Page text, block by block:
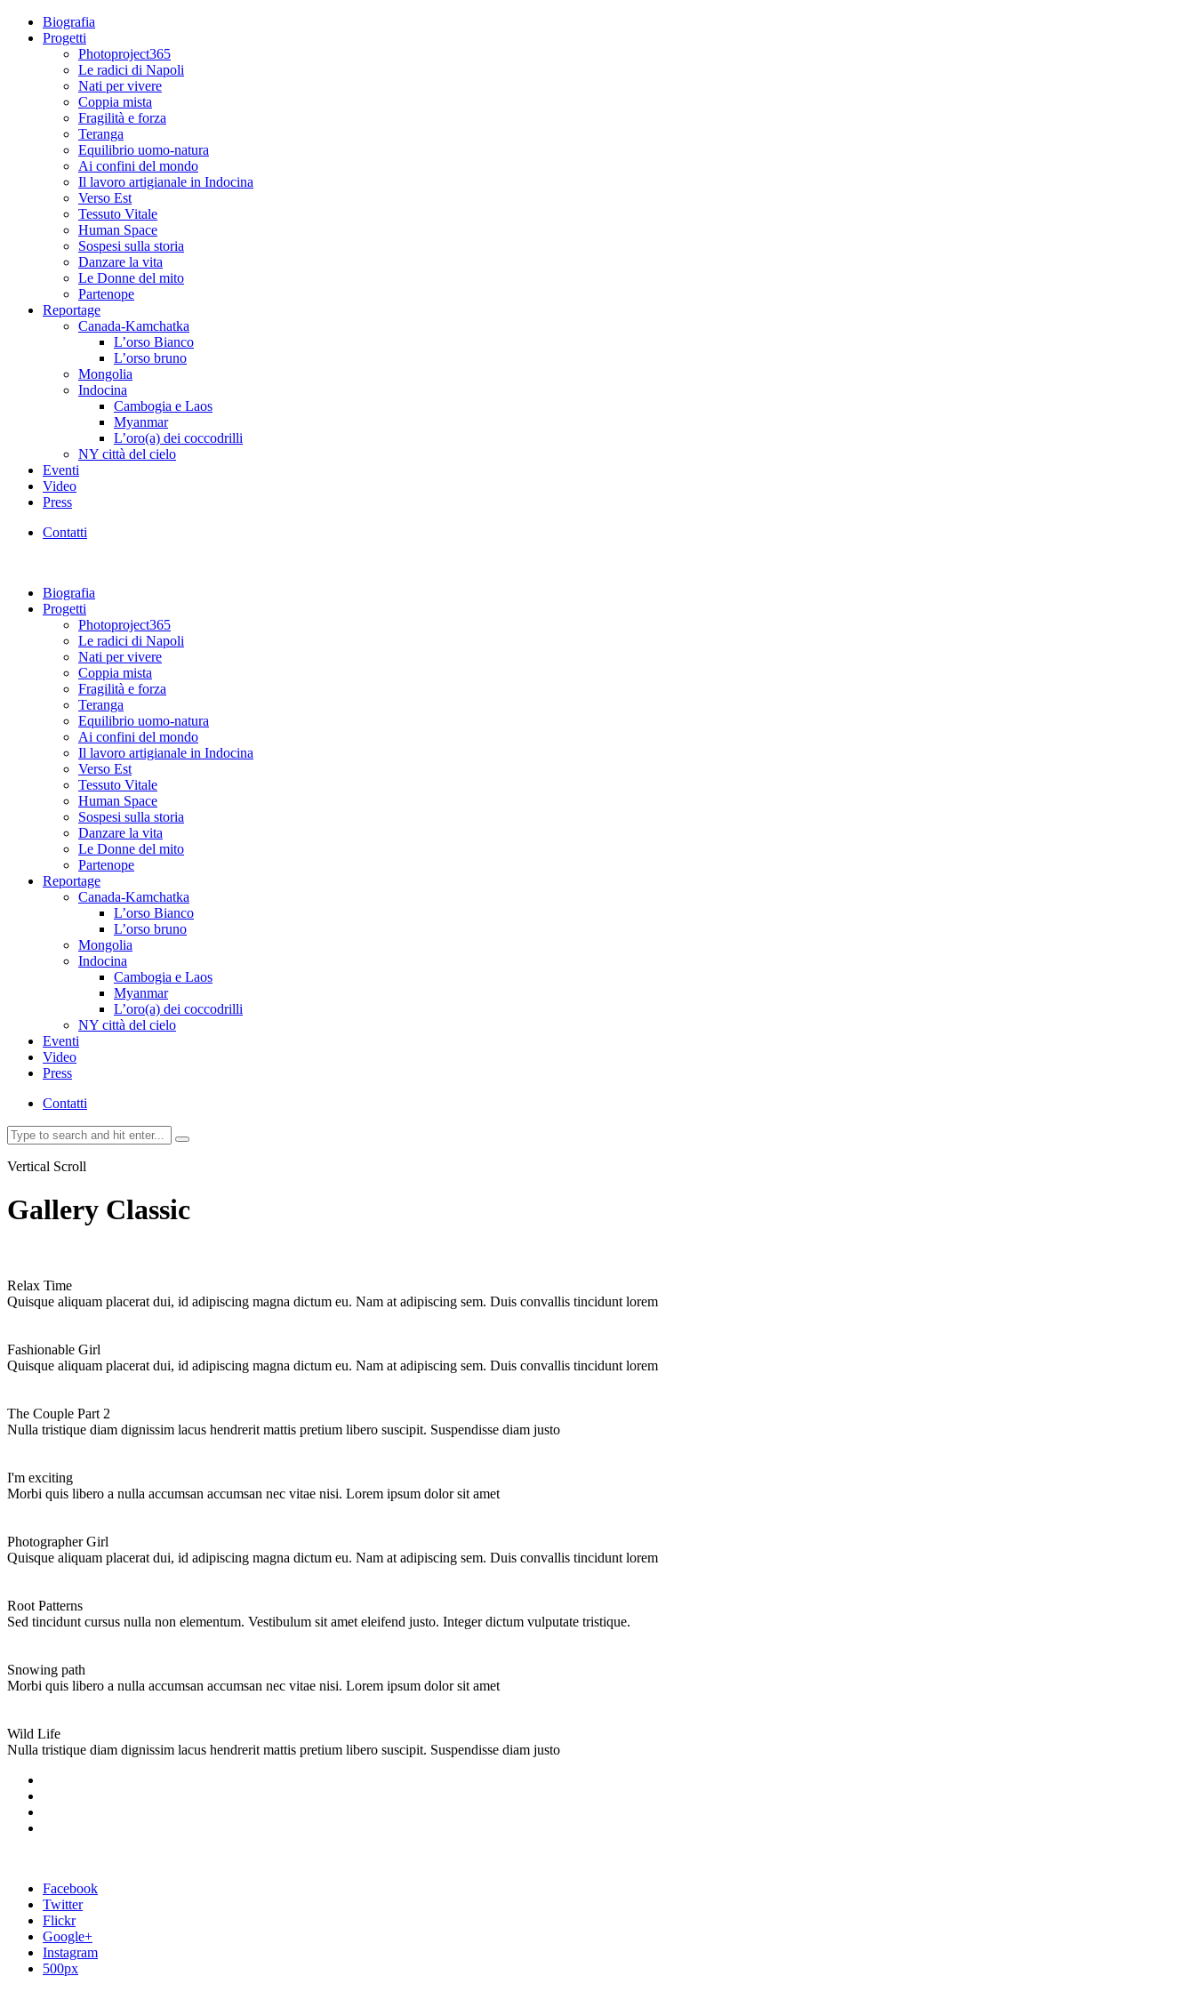
Biografia
Progetti
Photoproject365
Le radici di Napoli
Nati per vivere
Coppia mista
Fragilità e forza
Teranga
Equilibrio uomo-natura
Ai confini del mondo
Il lavoro artigianale in Indocina
Verso Est
Tessuto Vitale
Human Space
Sospesi sulla storia
Danzare la vita
Le Donne del mito
Partenope
Reportage
Canada-Kamchatka
L’orso Bianco
L’orso bruno
Mongolia
Indocina
Cambogia e Laos
Myanmar
L’oro(a) dei coccodrilli
NY città del cielo
Eventi
Video
Press
Contatti
Biografia
Progetti
Photoproject365
Le radici di Napoli
Nati per vivere
Coppia mista
Fragilità e forza
Teranga
Equilibrio uomo-natura
Ai confini del mondo
Il lavoro artigianale in Indocina
Verso Est
Tessuto Vitale
Human Space
Sospesi sulla storia
Danzare la vita
Le Donne del mito
Partenope
Reportage
Canada-Kamchatka
L’orso Bianco
L’orso bruno
Mongolia
Indocina
Cambogia e Laos
Myanmar
L’oro(a) dei coccodrilli
NY città del cielo
Eventi
Video
Press
Contatti
Vertical Scroll
Gallery Classic
Relax Time
Quisque aliquam placerat dui, id adipiscing magna dictum eu. Nam at adipiscing sem. Duis convallis tincidunt lorem
Fashionable Girl
Quisque aliquam placerat dui, id adipiscing magna dictum eu. Nam at adipiscing sem. Duis convallis tincidunt lorem
The Couple Part 2
Nulla tristique diam dignissim lacus hendrerit mattis pretium libero suscipit. Suspendisse diam justo
I'm exciting
Morbi quis libero a nulla accumsan accumsan nec vitae nisi. Lorem ipsum dolor sit amet
Photographer Girl
Quisque aliquam placerat dui, id adipiscing magna dictum eu. Nam at adipiscing sem. Duis convallis tincidunt lorem
Root Patterns
Sed tincidunt cursus nulla non elementum. Vestibulum sit amet eleifend justo. Integer dictum vulputate tristique.
Snowing path
Morbi quis libero a nulla accumsan accumsan nec vitae nisi. Lorem ipsum dolor sit amet
Wild Life
Nulla tristique diam dignissim lacus hendrerit mattis pretium libero suscipit. Suspendisse diam justo
Facebook
Twitter
Flickr
Google+
Instagram
500px